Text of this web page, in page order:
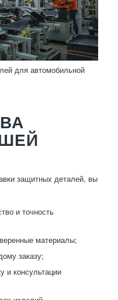
для автомобильной
защитных деталей, вы
и точность
материалы;
заказу;
и консультации